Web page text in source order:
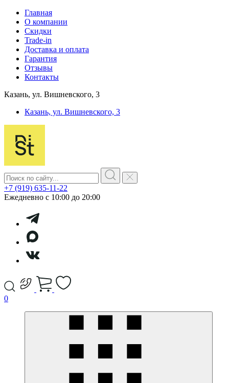
Главная
О компании
Скидки
Trade-in
Доставка и оплата
Гарантия
Отзывы
Контакты
Казань, ул. Вишневского, 3
Казань, ул. Вишневского, 3
+7 (919) 635-11-22
Ежедневно с 10:00 до 20:00
0